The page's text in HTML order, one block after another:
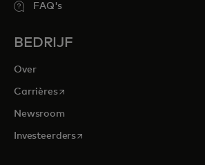
FAQ's
BEDRIJF
Over
Carrièresopens in a new tab
Newsroom
Investeerdersopens in a new tab